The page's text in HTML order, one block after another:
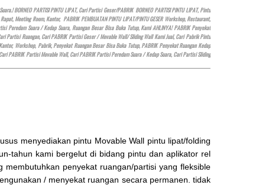
BORNEO PARTISI PINTU LIPAT, Cari Partisi Geser/PABRIK BORNEO PARTISI PINTU LIPAT, Pintu
Meeting Room, Kantor, PABRIK PEMBUATAN PINTU LIPAT/PINTU GESER Workshop, Restaurant,
Suara / Kedap Suara, Ruangan Besar Bisa Buka Tutup, Kami AHLINYA! PABRIK Penyekat
Partisi Ruangan, Cari PABRIK Partisi Geser / Movable Wall/ Sliding Wall Kami Jual, Cari Pabrik Pintu
Workshop, Pabrik, Penyekat Ruangan Besar Bisa Buka Tutup, PABRIK Penyekat Ruangan Kedap
PABRIK Partisi Movable Wall, Cari PABRIK Partisi Peredam Suara / Kedap Suara, Cari Partisi Sliding
menyediakan pintu Movable Wall pintu lipat/folding
tahun kami bergelut di bidang pintu dan aplikator rel
penyekat ruangan/partisi yang fleksible
/ menyekat ruangan secara permanen. tidak
Dll,